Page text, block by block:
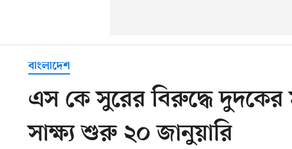
বাংলাদেশ
এস কে সুরের বিরুদ্ধে
সাক্ষ্য শুরু ২০ জানুয়ারি